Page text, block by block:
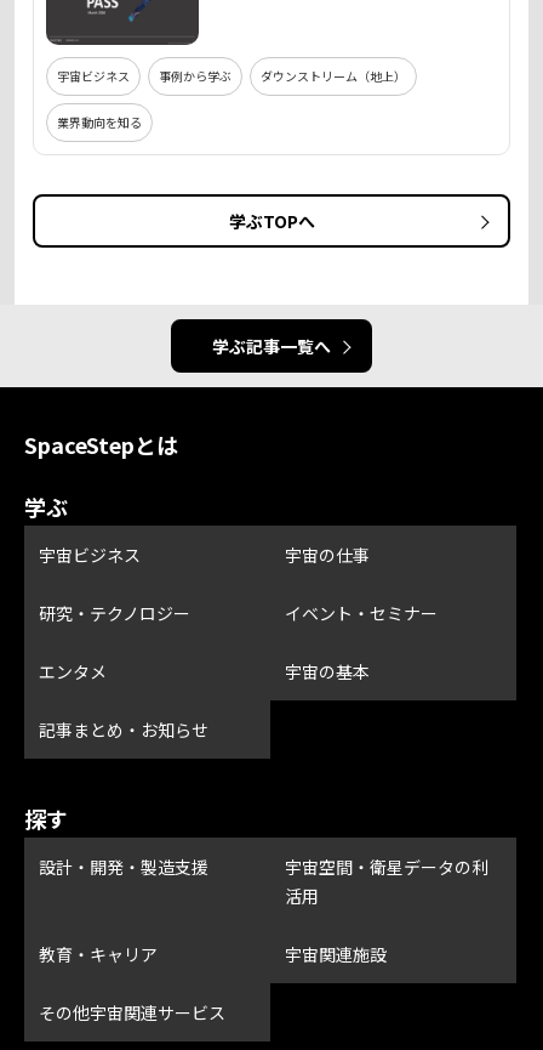
宇宙ビジネス 事例から学ぶ ダウンストリーム（地上）
業界動向を知る
学ぶTOPへ
学ぶ記事一覧へ
SpaceStepとは
学ぶ
宇宙ビジネス 宇宙の仕事
研究・テクノロジー イベント・セミナー
エンタメ 宇宙の基本
記事まとめ・お知らせ
探す
設計・開発・製造支援
宇宙空間・衛星データの利
活用
教育・キャリア 宇宙関連施設
その他宇宙関連サービス